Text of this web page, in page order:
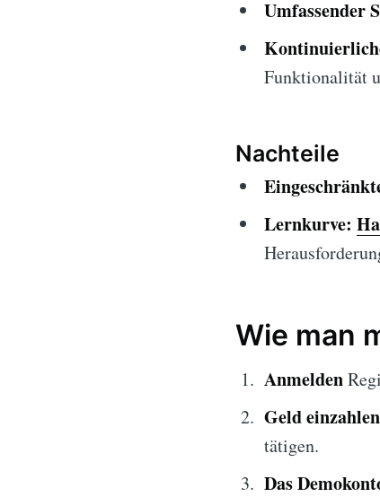
Umfassender
Funktionalität
Nachteile
Lernkurve:
Wie man
Anmelden
Geld einzahlen
tätigen.
Das